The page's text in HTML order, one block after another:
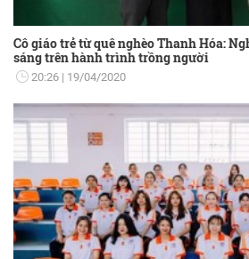
Cô giáo trẻ từ quê nghèo Thanh Hóa:
sáng trên hành trình trồng người
20:26 19/04/2020